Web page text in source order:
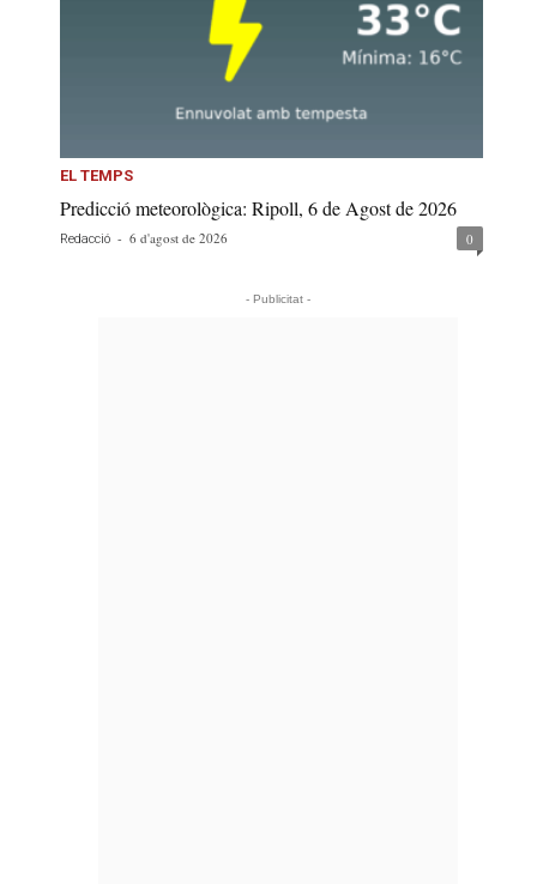
EL TEMPS
Predicció meteorològica: Ripoll, 6 de Agost de 2026
Redacció - 6 d'agost de 2026 0
- Publicitat -